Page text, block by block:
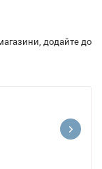
додайте до